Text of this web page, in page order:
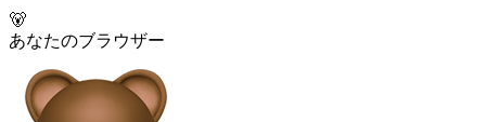
🐻
あなたのブラウザー